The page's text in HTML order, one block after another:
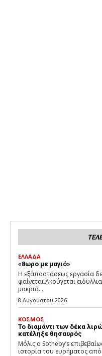
ΕΛΛΑΔΑ
«8ωρο με μαγιό»
Η εξ΄αποστάσεως εργασία
φαίνεται.Ακούγεται
μακριά...
8 Αυγούστου 2026
ΚΟΣΜΟΣ
Το διαμάντι των δέκα
κατέληξε θησαυρός
Μόλις ο Sotheby’s
ιστορία του ευρήματος